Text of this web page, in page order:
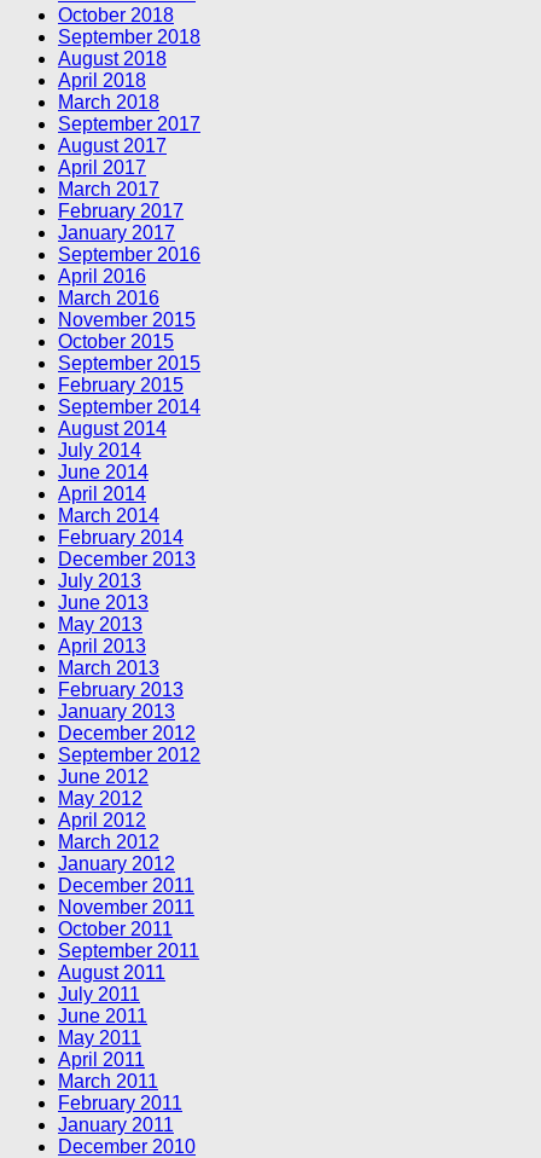
October 2018
September 2018
August 2018
April 2018
March 2018
September 2017
August 2017
April 2017
March 2017
February 2017
January 2017
September 2016
April 2016
March 2016
November 2015
October 2015
September 2015
February 2015
September 2014
August 2014
July 2014
June 2014
April 2014
March 2014
February 2014
December 2013
July 2013
June 2013
May 2013
April 2013
March 2013
February 2013
January 2013
December 2012
September 2012
June 2012
May 2012
April 2012
March 2012
January 2012
December 2011
November 2011
October 2011
September 2011
August 2011
July 2011
June 2011
May 2011
April 2011
March 2011
February 2011
January 2011
December 2010